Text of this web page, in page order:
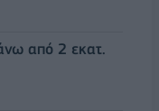
από 2 εκατ.